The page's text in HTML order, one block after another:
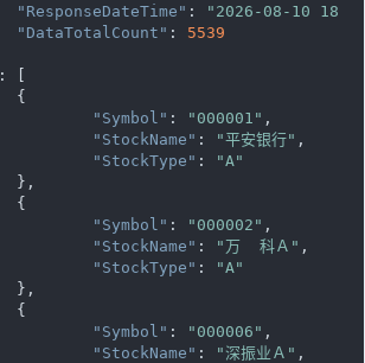
"ResponseDateTime" :
"2026-08-10
"DataTotalCount" : 5539
: [
"Symbol" : "000001" ,
"StockName" : "平安银行" ,
"StockType" :
"A"
"Symbol" : "000002" ,
"StockName" : "万  科Ａ" ,
"StockType" :
"A"
"Symbol" : "000006" ,
"StockName" : "深振业Ａ" ,